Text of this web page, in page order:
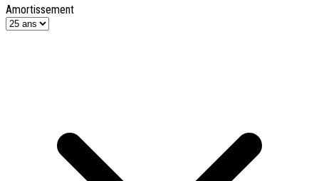
Amortissement